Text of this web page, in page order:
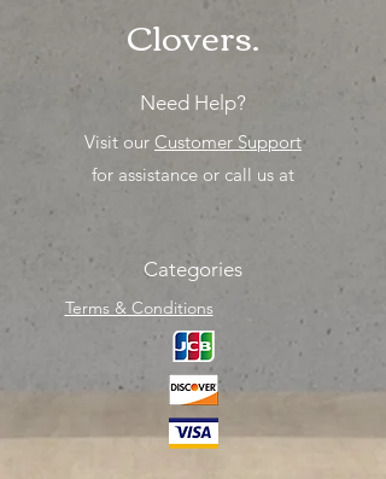
Clovers.
Need Help?
Visit our Customer Support
for assistance or call us at
Categories
Terms & Conditions